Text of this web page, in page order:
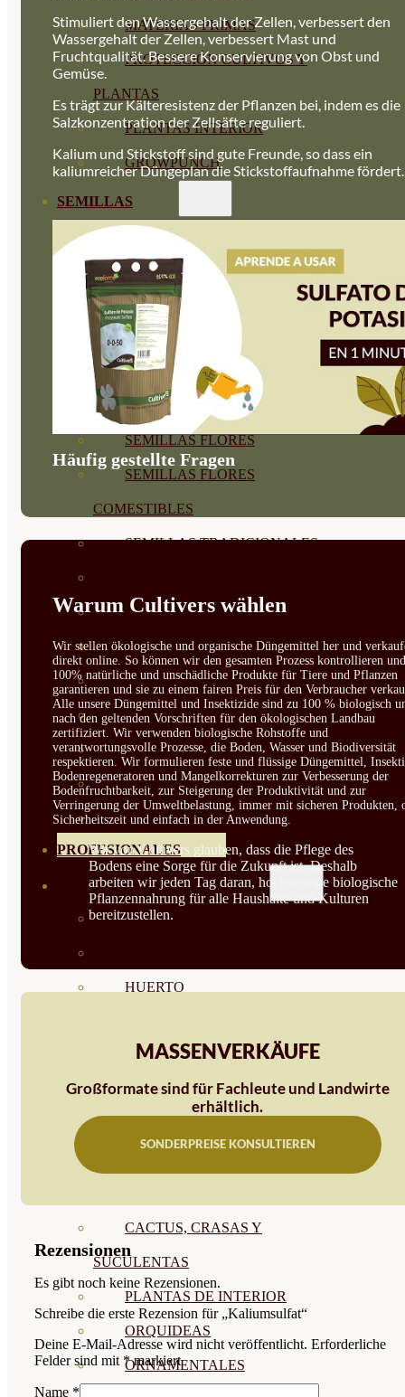
MATERIAS PRIMAS
PROTECCIÓN CULTIVOS Y
PLANTAS
PLANTAS INTERIOR
GROWPUNCH
SEMILLAS
VER TODAS
BIODINÁMICAS DEMETER
HORTALIZA FRUTO
SEMILLAS HORTALIZA DE
HOJA
SEMILLAS AROMÁTICAS
SEMILLAS FLORES
SEMILLAS FLORES
COMESTIBLES
SEMILLAS TRADICIONALES
SEMILLAS RAÍZ
SEMILLAS LEGUMINOSAS
MICROGREEN
CUBIERTAS VEGETALES
TIRAS DE SEMILLAS
BOMBAS DE SEMILLAS
BANDEJAS Y SEMILLEROS
PROFESIONALES
ABONOS POR CULTIVO
VER TODOS
HUERTO
FRUTALES
CÉSPED
CACTUS, CRASAS Y
SUCULENTAS
PLANTAS DE INTERIOR
ORQUIDEAS
ORNAMENTALES
Stimuliert den Wassergehalt der Zellen, verbessert den
Wassergehalt der Zellen, verbessert Mast und
Fruchtqualität. Bessere Konservierung von Obst und
Gemüse.
Es trägt zur Kälteresistenz der Pflanzen bei, indem es die
Salzkonzentration der Zellsäfte reguliert.
Kalium und Stickstoff sind gute Freunde, so dass ein
kaliumreicher Düngeplan die Stickstoffaufnahme fördert.
Häufig gestellte Fragen
Warum Cultivers wählen
Wir stellen ökologische und organische Düngemittel her und
direkt online. So können wir den gesamten Prozess kontrollieren und
100% natürliche und unschädliche Produkte für Tiere und Pflanzen
garantieren und sie zu einem fairen Preis für den Verbraucher
Alle unsere Düngemittel und Insektizide sind zu 100 % biologisch
nach den geltenden Vorschriften für den ökologischen Landbau
zertifiziert. Wir verwenden biologische Rohstoffe und
verantwortungsvolle Prozesse, die Boden, Wasser und Biodiversität
respektieren. Wir formulieren feste und flüssige Düngemittel,
Bodenregeneratoren und Mangelkorrekturen zur Verbesserung der
Bodenfruchtbarkeit, zur Steigerung der Produktivität und zur
Verringerung der Umweltbelastung, immer mit sicheren Produkten,
Sicherheitszeit und einfach in der Anwendung.
Wir von Cultivers glauben, dass die Pflege des
Bodens eine Sorge für die Zukunft ist. Deshalb
arbeiten wir jeden Tag daran, hochwertige biologische
Pflanzennahrung für alle Haushalte und Kulturen
bereitzustellen.
MASSENVERKÄUFE
Großformate sind für Fachleute und Landwirte
erhältlich.
SONDERPREISE KONSULTIEREN
Rezensionen
Es gibt noch keine Rezensionen.
Schreibe die erste Rezension für „Kaliumsulfat“
Deine E-Mail-Adresse wird nicht veröffentlicht. Erforderliche
Felder sind mit *markiert
Name *